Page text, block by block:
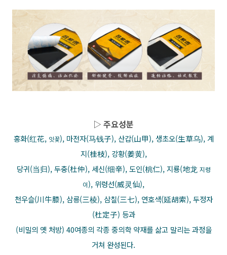
▷ 주요성분
홍화(红花, 잇꽃), 마전자(马钱子), 산갑(山甲), 생초오(生草乌), 계
지(桂枝), 강황(姜黄),
당귀(当归), 두충(杜仲), 세신(细辛), 도인(桃仁), 지룡(地龙 지렁
이), 위령선(威灵仙),
천우슬(川牛膝), 삼릉(三棱), 삼칠(三七), 연호색(延胡索), 두정자
(杜定子) 등과
(비밀의 옛 처방) 40여종의 각종 중의학 약재를 삶고 말리는 과정을
거쳐 완성된다.